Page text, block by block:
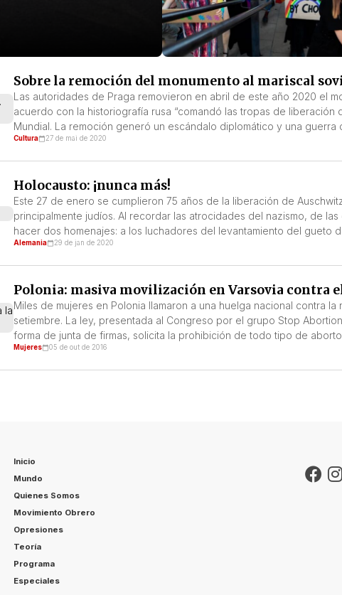
Sobre la remoción del monumento al mariscal
Las autoridades de Praga removieron en abril de este año 2020 el
acuerdo con la historiografía rusa “comandó las tropas de liberación
Mundial. La remoción generó un escándalo diplomático y una
Cultura 27 de mai de 2020
Holocausto: ¡nunca más!
Este 27 de enero se cumplieron 75 años de la liberación de
principalmente judíos. Al recordar las atrocidades del nazismo, de
hacer dos homenajes: a los luchadores del levantamiento del gueto
Alemania 29 de jan de 2020
Polonia: masiva movilización en Varsovia contra
Miles de mujeres en Polonia llamaron a una huelga nacional contra
setiembre. La ley, presentada al Congreso por el grupo Stop
forma de junta de firmas, solicita la prohibición de todo tipo de
Mujeres 05 de out de 2016
Inicio
Mundo
Quienes Somos
Movimiento Obrero
Opresiones
Teoría
Programa
Especiales